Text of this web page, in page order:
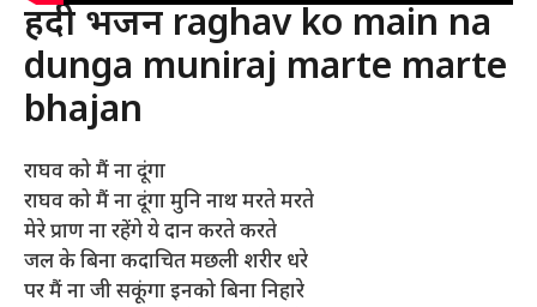
हिंदी भजन raghav ko main na
dunga muniraj marte marte
bhajan
राघव को मैं ना दूंगा
राघव को मैं ना दूंगा मुनि नाथ मरते मरते
मेरे प्राण ना रहेंगे ये दान करते करते
जल के बिना कदाचित मछली शरीर धरे
पर मैं ना जी सकूंगा इनको बिना निहारे